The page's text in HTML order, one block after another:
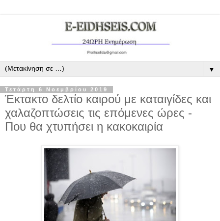
▼
Τετάρτη 6 Νοεμβρίου 2019
Έκτακτο δελτίο καιρού με καταιγίδες και
χαλαζοπτώσεις τις επόμενες ώρες -
Που θα χτυπήσει η κακοκαιρία